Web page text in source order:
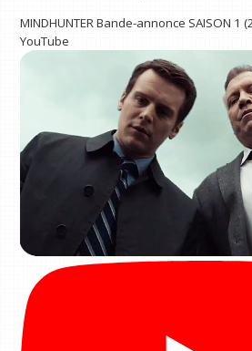
MINDHUNTER Bande-annonce SAISON 1
YouTube